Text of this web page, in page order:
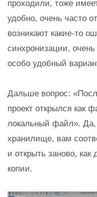
проходили, тоже
удобно, очень часто
возникают какие-то
синхронизации,
особо удобный
Дальше вопрос:
проект открылся как
локальный файл». Да,
хранилище, вам
и открыть заново, как
копии.